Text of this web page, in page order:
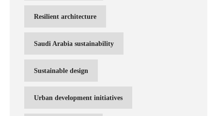
Resilient architecture
Saudi Arabia sustainability
Sustainable design
Urban development initiatives